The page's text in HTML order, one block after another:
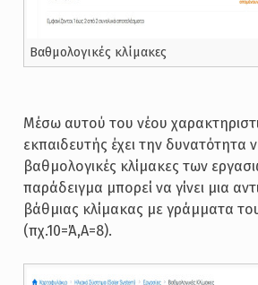
Βαθμολογικές κλίμακες
Μέσω αυτού του νέου
εκπαιδευτής έχει την δυνατότητα
βαθμολογικές κλίμακες των
παράδειγμα μπορεί να γίνει μια
βάθμιας κλίμακας με γράμματα
(πχ.10=Ά,Α=8).